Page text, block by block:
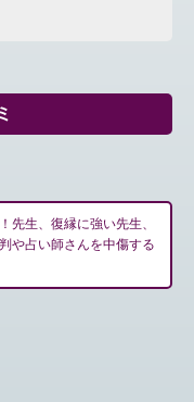
先生、復縁に強い先生、
や占い師さんを中傷する